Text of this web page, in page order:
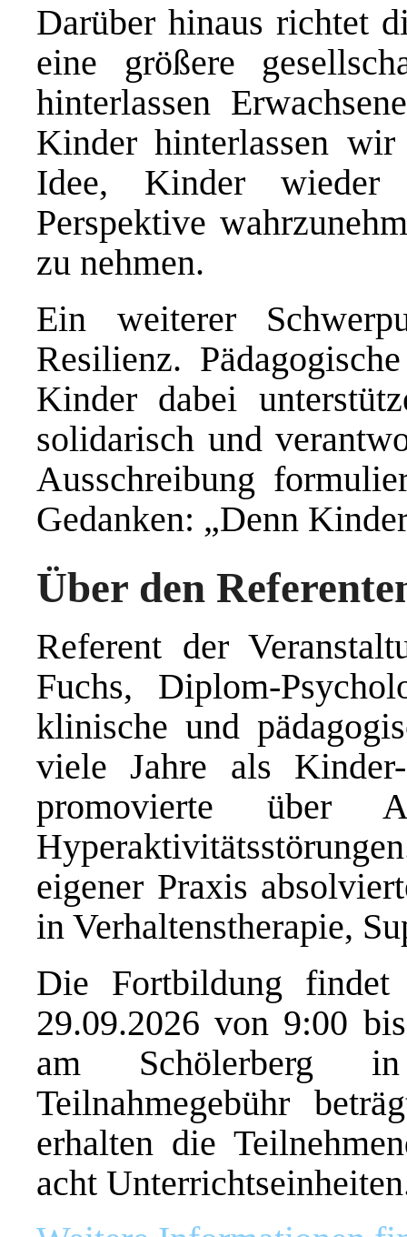
Darüber hinaus richtet
eine größere
hinterlassen
Kinder hinterlassen
Idee, Kinder wieder
Perspektive
zu nehmen.
Ein weiterer
Resilienz.
Kinder dabei
solidarisch und
Ausschreibung
Gedanken: „Denn
Über den
Referent der
Fuchs, Diplom-
klinische und
viele Jahre als
promovierte über
eigener Praxis
in Verhaltenstherapie,
Die Fortbildung findet
29.09.2026 von 9:00
am Schölerberg
Teilnahmegebühr
erhalten die
acht